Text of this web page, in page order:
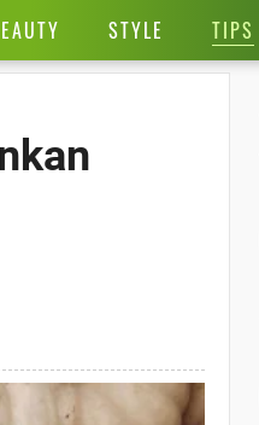
STYLE TIPS